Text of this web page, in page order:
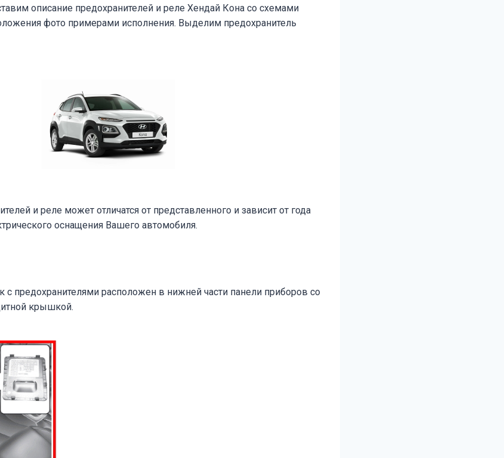
описание предохранителей и реле Хендай Кона со схемами
фото примерами исполнения. Выделим предохранитель
и реле может отличатся от представленного и зависит от года
оснащения Вашего автомобиля.
с предохранителями расположен в нижней части панели приборов со
крышкой.